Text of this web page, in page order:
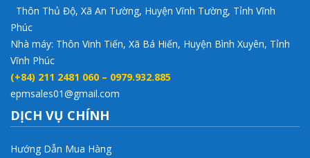
Thôn Thủ Độ, Xã An Tường, Huyện Vĩnh Tường, Tỉnh Vĩnh
Phúc
Nhà máy: Thôn Vinh Tiến, Xã Bá Hiến, Huyện Bình Xuyên, Tỉnh
Vĩnh Phúc
(+84) 211 2481 060 – 0979.932.885
epmsales01@gmail.com
DỊCH VỤ CHÍNH
Hướng Dẫn Mua Hàng